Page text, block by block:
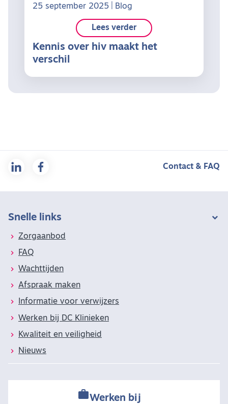
25 september 2025 Blog
Kennis over hiv maakt het
verschil
lees verder
Contact & FAQ
Snelle links
Zorgaanbod
FAQ
Wachttijden
Afspraak maken
Informatie voor verwijzers
Werken bij DC Klinieken
Kwaliteit en veiligheid
Nieuws
Werken bij